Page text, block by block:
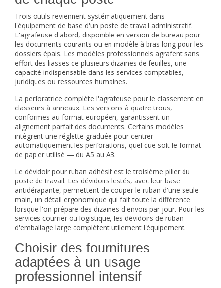
Trois outils reviennent systématiquement dans
l'équipement de base d'un poste de travail administratif.
L'agrafeuse d'abord, disponible en version de bureau pour
les documents courants ou en modèle à bras long pour les
dossiers épais. Les modèles professionnels agrafent sans
effort des liasses de plusieurs dizaines de feuilles, une
capacité indispensable dans les services comptables,
juridiques ou ressources humaines.
La perforatrice complète l'agrafeuse pour le classement en
classeurs à anneaux. Les versions à quatre trous,
conformes au format européen, garantissent un
alignement parfait des documents. Certains modèles
intègrent une réglette graduée pour centrer
automatiquement les perforations, quel que soit le format
de papier utilisé — du A5 au A3.
Le dévidoir pour ruban adhésifest le troisième pilier du
poste de travail. Les dévidoirs lestés, avec leur base
antidérapante, permettent de couper le ruban d'une seule
main, un détail ergonomique qui fait toute la différence
lorsque l'on prépare des dizaines d'envois par jour. Pour les
services courrier ou logistique, les dévidoirs de ruban
d'emballage large complètent utilement l'équipement.
Choisir des fournitures
adaptées à un usage
professionnel intensif